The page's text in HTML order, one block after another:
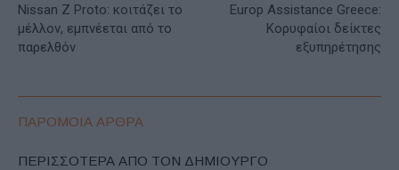
Nissan Z Proto: κοιτάζει το
μέλλον, εμπνέεται από το
παρελθόν
Europ Assistance Greece:
Κορυφαίοι δείκτες
εξυπηρέτησης
ΠΑΡΟΜΟΙΑ ΑΡΘΡΑ
ΠΕΡΙΣΣΟΤΕΡΑ ΑΠΟ ΤΟΝ ΔΗΜΙΟΥΡΓΟ